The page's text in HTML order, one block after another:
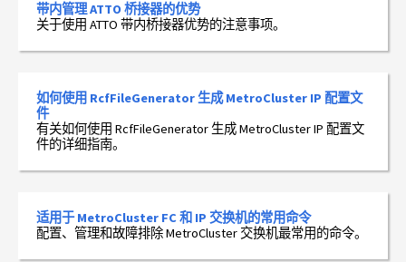
带内管理 ATTO 桥接器的优势
关于使用 ATTO 带内桥接器优势的注意事项。
如何使用 RcfFileGenerator 生成 MetroCluster IP 配置文
件
有关如何使用 RcfFileGenerator 生成 MetroCluster IP 配置文
件的详细指南。
适用于 MetroCluster FC 和 IP 交换机的常用命令
配置、管理和故障排除 MetroCluster 交换机最常用的命令。